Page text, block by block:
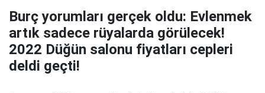
Burç yorumları gerçek oldu: Evlenmek
artık sadece rüyalarda görülecek!
2022 Düğün salonu fiyatları cepleri
deldi geçti!